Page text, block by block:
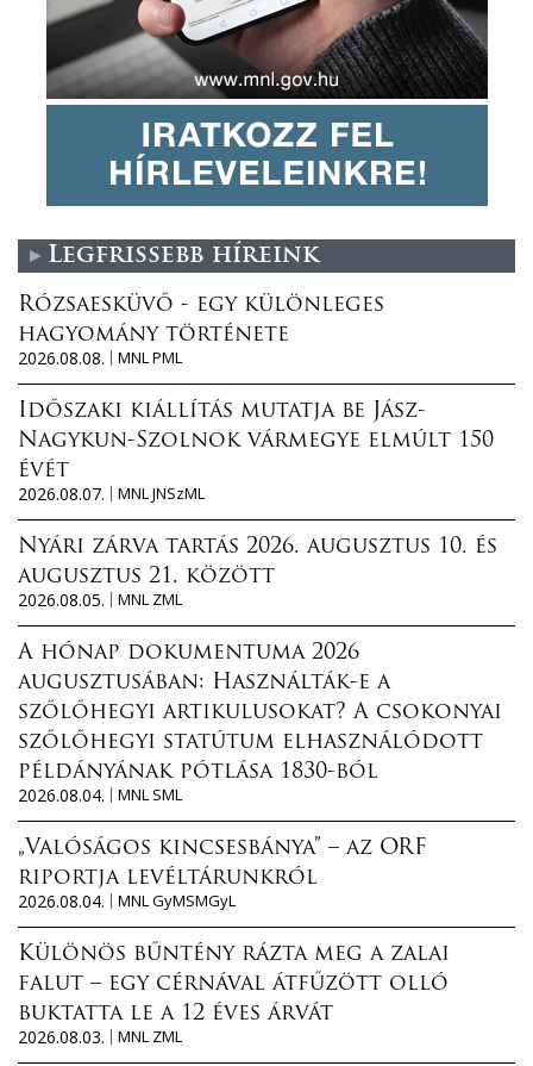
Legfrissebb híreink
Rózsaesküvő - egy különleges
hagyomány története
2026.08.08.
MNL PML
Időszaki kiállítás mutatja be Jász-
Nagykun-Szolnok vármegye elmúlt 150
évét
2026.08.07.
MNL JNSzML
Nyári zárva tartás 2026. augusztus 10. és
augusztus 21. között
2026.08.05.
MNL ZML
A hónap dokumentuma 2026
augusztusában: Használták-e a
szőlőhegyi artikulusokat? A csokonyai
szőlőhegyi statútum elhasználódott
példányának pótlása 1830-ból
2026.08.04.
MNL SML
„Valóságos kincsesbánya” – az ORF
riportja levéltárunkról
2026.08.04.
MNL GyMSMGyL
Különös bűntény rázta meg a zalai
falut – egy cérnával átfűzött olló
buktatta le a 12 éves árvát
2026.08.03.
MNL ZML